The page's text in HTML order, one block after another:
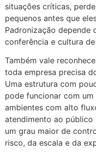
situações críticas,
pequenos antes que
Padronização depende
conferência e cultura
Também vale
toda empresa precisa
Uma estrutura com
pode funcionar com
ambientes com alto
atendimento ao público
um grau maior de
risco, da escala e da